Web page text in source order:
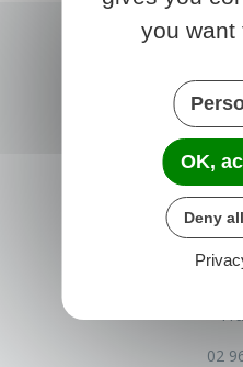
15 rue
02
you want
OK,
Deny